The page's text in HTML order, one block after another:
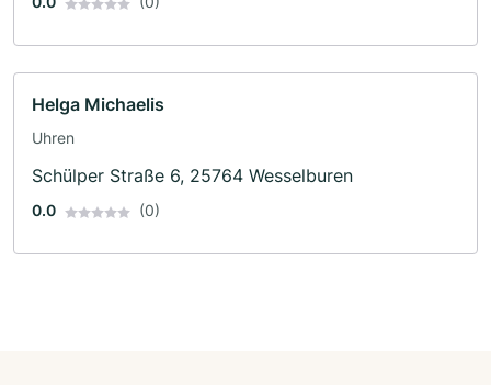
Helga Michaelis
Uhren
Schülper Straße 6, 25764 Wesselburen
0.0 (0)